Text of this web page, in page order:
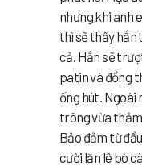
nhưng khi anh
thì sẽ thấy hắn
cả. Hắn sẽ
patin và đồng
ống hút. Ngoài
trông vừa
Bảo đảm từ
cười lăn lê bò